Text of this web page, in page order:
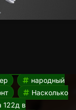
гуляет
народный
Насколько
122д в